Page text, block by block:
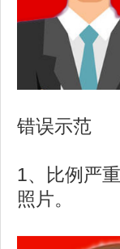
错误示范
1、比例严
照片。